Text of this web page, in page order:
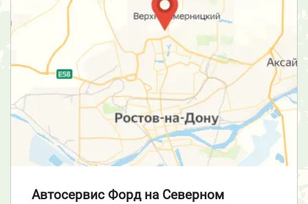
Автосервис Форд на Северном